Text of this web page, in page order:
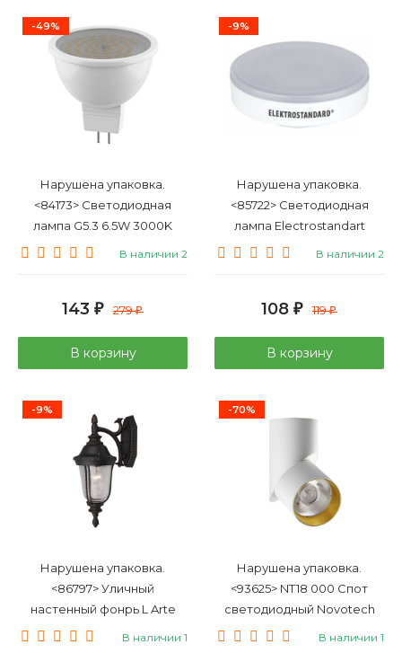
-49%
Нарушена упаковка.
<84173> Светодиодная
лампа G5.3 6.5W 3000K
(теплый) MR16 LED Lightstar
В наличии 2
143 ₽ 279₽
В корзину
-9%
Нарушена упаковка.
<85722> Светодиодная
лампа Electrostandart
(a035778) GX53 LED PC 5W
В наличии 2
108 ₽ 119₽
В корзину
-9%
Нарушена упаковка.
<86797> Уличный
настенный фонрь L Arte
Luce Nampa L79881.12
В наличии 1
-70%
Нарушена упаковка.
<93625> NT18 000 Спот
светодиодный Novotech
Union 357540
В наличии 1